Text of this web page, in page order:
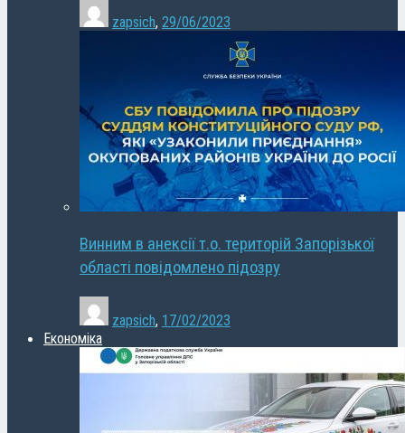
zapsich, 29/06/2023
Винним в анексії т.о. територій Запорізької
області повідомлено підозру
zapsich, 17/02/2023
Економіка